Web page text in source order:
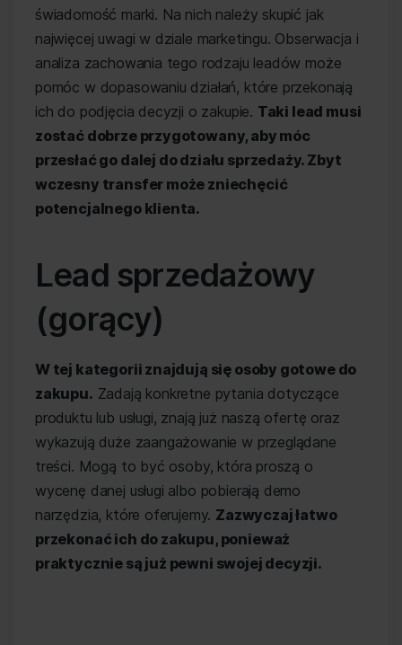
świadomość marki. Na nich należy skupić jak
najwięcej uwagi w dziale marketingu. Obserwacja i
analiza zachowania tego rodzaju leadów może
pomóc w dopasowaniu działań, które przekonają
ich do podjęcia decyzji o zakupie. Taki lead musi
zostać dobrze przygotowany, aby móc
przesłać go dalej do działu sprzedaży. Zbyt
wczesny transfer może zniechęcić
potencjalnego klienta.
Lead sprzedażowy
(gorący)
W tej kategorii znajdują się osoby gotowe do
zakupu. Zadają konkretne pytania dotyczące
produktu lub usługi, znają już naszą ofertę oraz
wykazują duże zaangażowanie w przeglądane
treści. Mogą to być osoby, która proszą o
wycenę danej usługi albo pobierają demo
narzędzia, które oferujemy. Zazwyczaj łatwo
przekonać ich do zakupu, ponieważ
praktycznie są już pewni swojej decyzji.